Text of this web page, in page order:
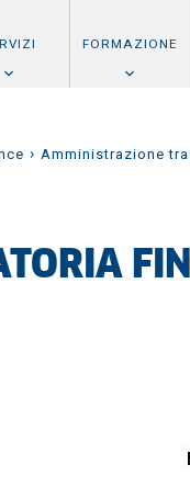
FORMAZIONE
› Amministrazione